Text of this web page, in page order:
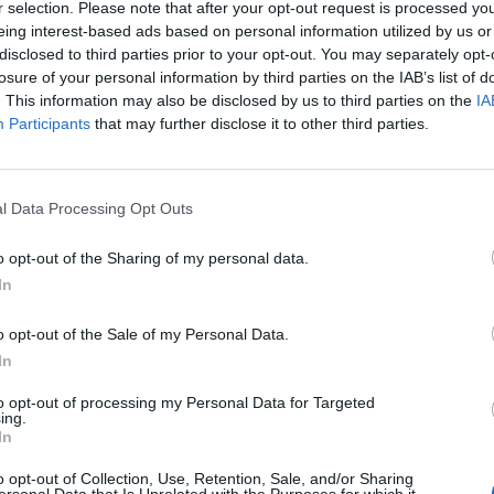
selection. Please note that after your opt-out request is processed
interest-based ads based on personal information utilized by us
to third parties prior to your opt-out. You may separately
of your personal information by third parties on the IAB’s list of
This information may also be disclosed by us to third parties on the
Participants that may further disclose it to other third parties.
Data Processing Opt Outs
opt-out of the Sharing of my personal data.
opt-out of the Sale of my Personal Data.
opt-out of processing my Personal Data for Targeted
opt-out of Collection, Use, Retention, Sale, and/or Sharing
a capire - ha dichiarato Agnolin -
non è mai stata informata. Per
alcun caso Trefoloni» si è affrettato a
di Bassano del Grappa. Il suo
commissario terminerà oggi,
giustizia sportiva, e quindi non potrà più
Al massimo potrebbe rischiare
da parte della magistratura
intanto la Camera di Conciliazione del
l'istanza dell'ex presidente degli
Lanese e del Brescia Calcio. Dal quartier
Fiorentina tutto tace: Della Valle studia
Tar ma, violando la clausola
correrebbe il rischio di scontrarsi
Rudy Giuliani a Come States?
Trump, Meloni e la strategia
americana